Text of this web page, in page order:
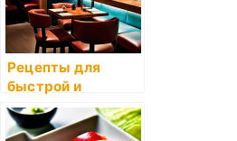
Рецепты для
быстрой и
вкусной пасты